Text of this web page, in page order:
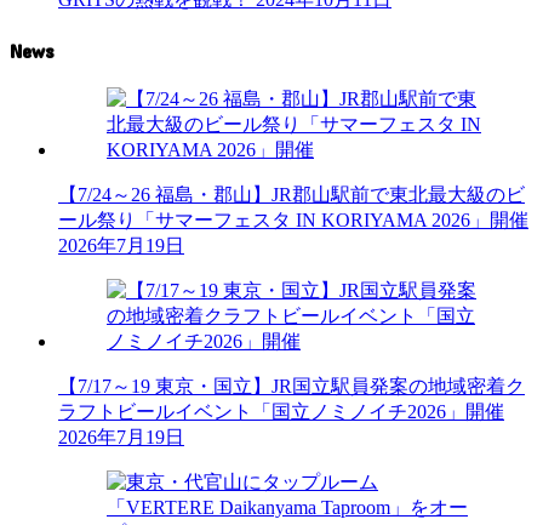
News
【7/24～26 福島・郡山】JR郡山駅前で東北最大級のビ
ール祭り「サマーフェスタ IN KORIYAMA 2026」開催
2026年7月19日
【7/17～19 東京・国立】JR国立駅員発案の地域密着ク
ラフトビールイベント「国立ノミノイチ2026」開催
2026年7月19日